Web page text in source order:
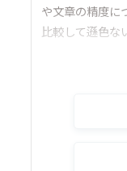
や文章の精度に
比較して遜色な